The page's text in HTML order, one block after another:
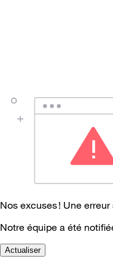
Nos excuses ! Une
Notre équipe a été
Actualiser